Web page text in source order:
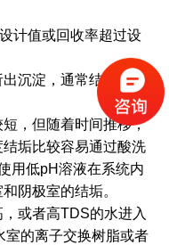
计值或回收率超过设
沉淀，通常结垢类型
，但随着时间推移，
垢比较容易通过酸洗
用低pH溶液在系统内
阴极室的结垢。
或者高TDS的水进入
室的离子交换树脂或者